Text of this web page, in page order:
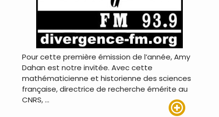
Pour cette première émission de l’année, Amy
Dahan est notre invitée. Avec cette
mathématicienne et historienne des sciences
française, directrice de recherche émérite au
CNRS, …